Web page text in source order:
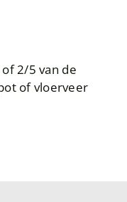
2/5 van de
of vloerveer